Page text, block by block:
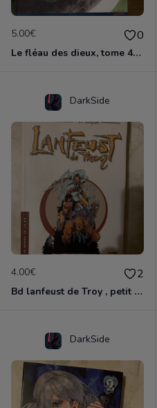
5.00€ 0
Le fléau des dieux, tome 4 , vae victis
DarkSide
4.00€ 2
Bd lanfeust de Troy , petit format
DarkSide